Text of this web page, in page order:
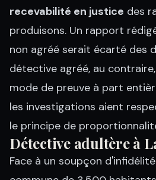
recevabilité en justice des
produisons. Un rapport
non agréé serait écarté des
détective agréé, au
mode de preuve à part
les investigations aient
le principe de
Détective adultère à
Face à un soupçon